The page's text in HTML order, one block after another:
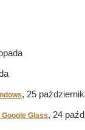
, 25
Glass, 24